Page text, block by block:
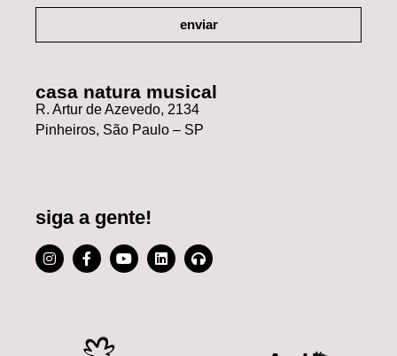
enviar
casa natura musical
R. Artur de Azevedo, 2134
Pinheiros, São Paulo – SP
siga a gente!